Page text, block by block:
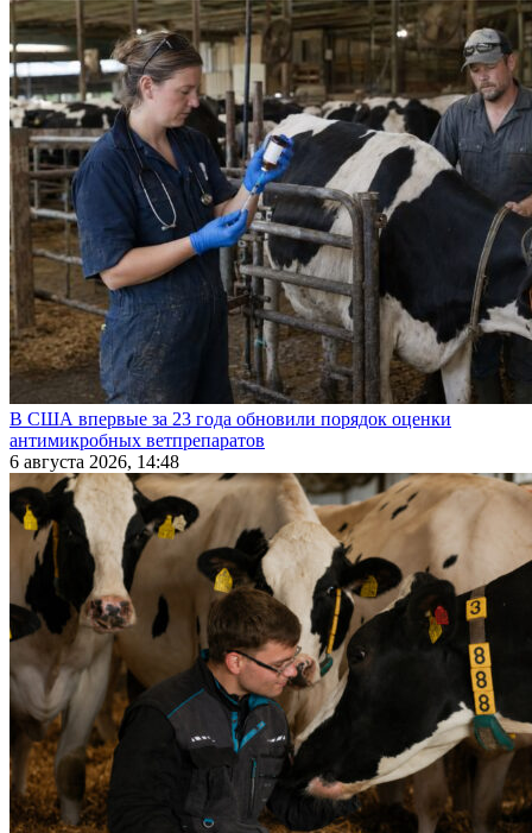
В США впервые за 23 года обновили порядок оценки
антимикробных ветпрепаратов
6 августа 2026, 14:48